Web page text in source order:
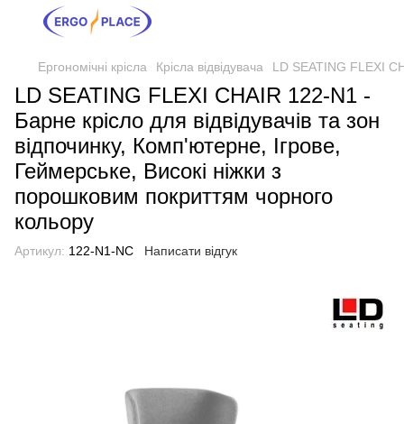
Ергономічні крісла Крісла відвідувача LD SEATING FLEXI
LD SEATING FLEXI CHAIR 122-N1 -
Барне крісло для відвідувачів та зон
відпочинку, Комп'ютерне, Ігрове,
Геймерське, Високі ніжки з
порошковим покриттям чорного
кольору
Артикул: 122-N1-NC Написати відгук